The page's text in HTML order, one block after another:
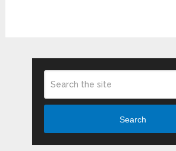
Search